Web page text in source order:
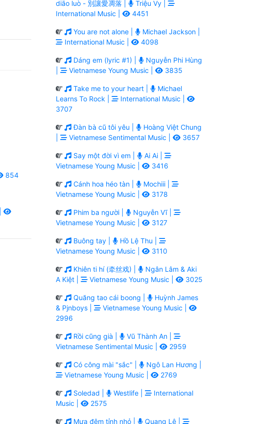
854
diāo luò - 別讓愛凋落 |
Triệu Vy |
International Music |
4451
You are not alone |
Michael Jackson |
International Music |
4098
Dáng em (lyric #1) |
Nguyễn Phi Hùng
Vietnamese Young Music | 3835
Take me to your heart |
Michael
Learns To Rock |
International Music |
3707
Đàn bà cũ tôi yêu |
Hoàng Việt Chung
Vietnamese Sentimental Music | 3657
Say một đời vì em |
Ai Ai |
Vietnamese Young Music |
3416
Cánh hoa héo tàn |
Mochiii |
Vietnamese Young Music |
3178
Phim ba người |
Nguyễn Vĩ |
Vietnamese Young Music |
3127
Buông tay |
Hồ Lệ Thu |
Vietnamese Young Music |
3110
Khiên ti hí (牵丝戏) |
Ngân Lâm & Aki
A Kiệt |
Vietnamese Young Music | 3025
Quăng tao cái boong |
Huỳnh James
& Pjnboys |
Vietnamese Young Music |
2996
Rồi cũng già |
Vũ Thành An |
Vietnamese Sentimental Music |
2959
Có công mài "sắc" |
Ngô Lan Hương |
Vietnamese Young Music |
2769
Soledad | Westlife |
International
Music |
2575
Mưa đêm tỉnh nhỏ | Quang Lê |